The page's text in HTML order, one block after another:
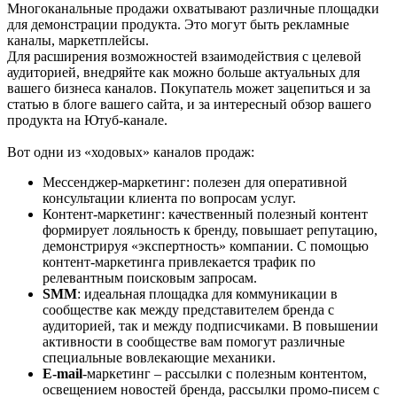
Многоканальные продажи охватывают различные площадки
для демонстрации продукта. Это могут быть рекламные
каналы, маркетплейсы.
Для расширения возможностей взаимодействия с целевой
аудиторией, внедряйте как можно больше актуальных для
вашего бизнеса каналов. Покупатель может зацепиться и за
статью в блоге вашего сайта, и за интересный обзор вашего
продукта на Ютуб-канале.
Вот одни из «ходовых» каналов продаж:
Мессенджер-маркетинг: полезен для оперативной
консультации клиента по вопросам услуг.
Контент-маркетинг: качественный полезный контент
формирует лояльность к бренду, повышает репутацию,
демонстрируя «экспертность» компании. С помощью
контент-маркетинга привлекается трафик по
релевантным поисковым запросам.
SMM: идеальная площадка для коммуникации в
сообществе как между представителем бренда с
аудиторией, так и между подписчиками. В повышении
активности в сообществе вам помогут различные
специальные вовлекающие механики.
E-mail-маркетинг – рассылки с полезным контентом,
освещением новостей бренда, рассылки промо-писем с